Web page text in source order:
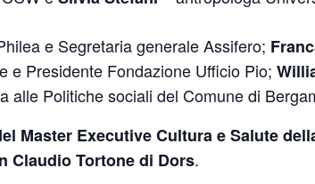
e Segretaria generale Assifero;
e Presidente Fondazione Ufficio Pio;
alle Politiche sociali del Comune di
Master Executive Cultura e Salute
Claudio Tortone di Dors.